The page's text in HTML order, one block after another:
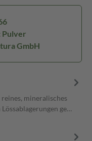
Pulver
GmbH
mineralisches
ge…